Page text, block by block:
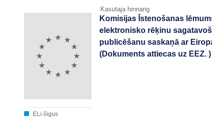
Kasutaja hinnang
ELi õigus
Komisijas Īstenošanas
elektronisko rēķinu
publicēšanu saskaņā ar
(Dokuments attiecas uz EEZ. )